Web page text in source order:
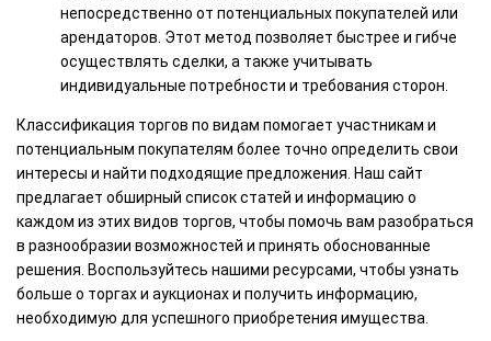
непосредственно от потенциальных покупателей или
арендаторов. Этот метод позволяет быстрее и гибче
осуществлять сделки, а также учитывать
индивидуальные потребности и требования сторон.
Классификация торгов по видам помогает участникам и
потенциальным покупателям более точно определить свои
интересы и найти подходящие предложения. Наш сайт
предлагает обширный список статей и информацию о
каждом из этих видов торгов, чтобы помочь вам разобраться
в разнообразии возможностей и принять обоснованные
решения. Воспользуйтесь нашими ресурсами, чтобы узнать
больше о торгах и аукционах и получить информацию,
необходимую для успешного приобретения имущества.